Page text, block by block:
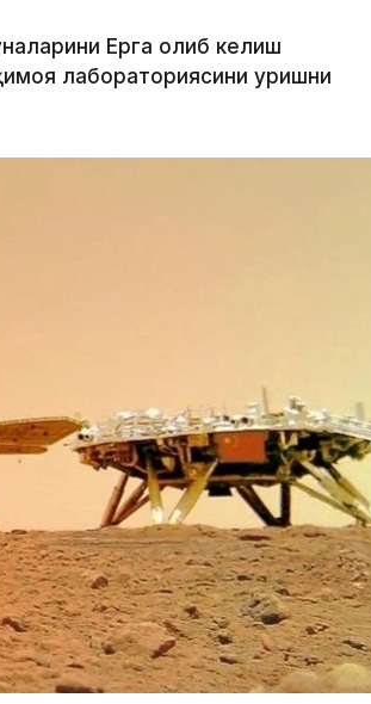
Ерга олиб келиш
лабораториясини қуришни